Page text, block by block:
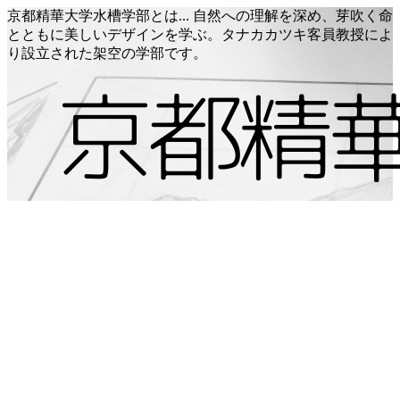
京都精華大学水槽学部とは... 自然への理解を深め、芽吹く命
とともに美しいデザインを学ぶ。タナカカツキ客員教授によ
り設立された架空の学部です。